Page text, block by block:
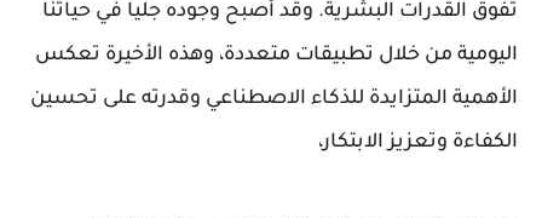
تفوق القدرات البشرية. وقد أصبح وجوده جليا في حياتنا
اليومية من خلال تطبيقات متعددة، وهذه الأخيرة تعكس
الأهمية المتزايدة للذكاء الاصطناعي وقدرته على تحسين
الكفاءة وتعزيز الابتكار،